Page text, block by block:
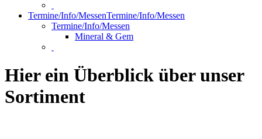
Termine/Info/MessenTermine/Info/Messen
Termine/Info/Messen
Mineral & Gem
Hier ein Überblick über unser
Sortiment